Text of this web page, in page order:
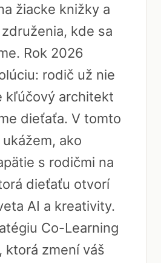
žiacke knižky a
kde sa
Rok 2026
rodič už nie
kľúčový architekt
dieťaťa. V tomto
ako
s rodičmi na
dieťaťu otvorí
AI a kreativity.
Co-Learning
ktorá zmení váš